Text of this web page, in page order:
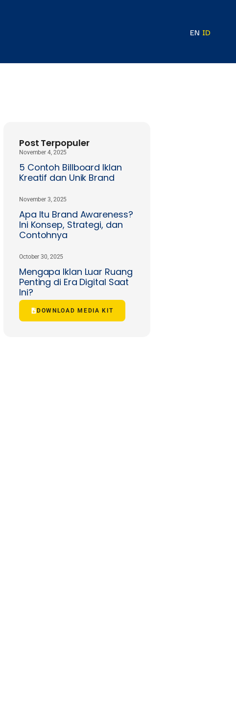
EN ID
Post Terpopuler
5 Contoh Billboard Iklan
Kreatif dan Unik Brand
November 4, 2025
Apa Itu Brand Awareness?
Ini Konsep, Strategi, dan
Contohnya
November 3, 2025
Mengapa Iklan Luar Ruang
Penting di Era Digital Saat
Ini?
October 30, 2025
DOWNLOAD MEDIA KIT